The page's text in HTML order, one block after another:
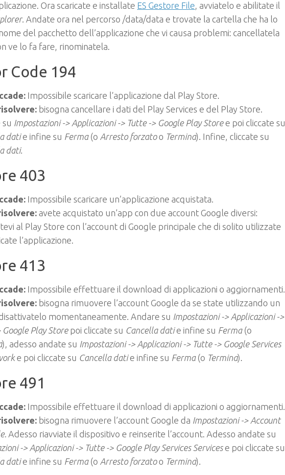
Ora scaricate e installate ES Gestore File, avviatelo e abilitate il
. Andate ora nel percorso /data/data e trovate la cartella che ha lo
del pacchetto dell’applicazione che vi causa problemi: cancellatela
ve lo fa fare, rinominatela.
Code 194
Impossibile scaricare l’applicazione dal Play Store.
bisogna cancellare i dati del Play Services e del Play Store.
Impostazioni -> Applicazioni -> Tutte -> Google Play Storee poi cliccate su
datie infine su Ferma (o Arresto forzatoo Termina). Infine, cliccate su
dati.
403
Impossibile scaricare un’applicazione acquistata.
avete acquistato un’app con due account Google diversi:
al Play Store con l’account di Google principale che di solito utilizzate
l’applicazione.
413
Impossibile effettuare il download di applicazioni o aggiornamenti.
bisogna rimuovere l’account Google da se state utilizzando un
momentaneamente. Andare su Impostazioni -> Applicazioni ->
Google Play Store poi cliccate su Cancella datie infine su Ferma (o
), adesso andate su Impostazioni -> Applicazioni -> Tutte -> Google Services
e poi cliccate su Cancella datie infine su Ferma (o Termina).
491
Impossibile effettuare il download di applicazioni o aggiornamenti.
bisogna rimuovere l’account Google da Impostazioni -> Account
Adesso riavviate il dispositivo e reinserite l’account. Adesso andate su
-> Applicazioni -> Tutte -> Google Play Services Servicese poi cliccate su
datie infine su Ferma (o Arresto forzatoo Termina).